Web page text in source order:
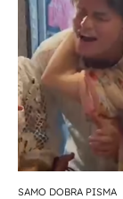
SAMO DOBRA PISMA